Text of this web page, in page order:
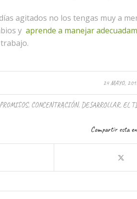
agitados no los tengas muy a
y aprende a manejar
24 MAYO,
, CONCENTRACIÓN, DESARROLLAR, EL
Compartir esta